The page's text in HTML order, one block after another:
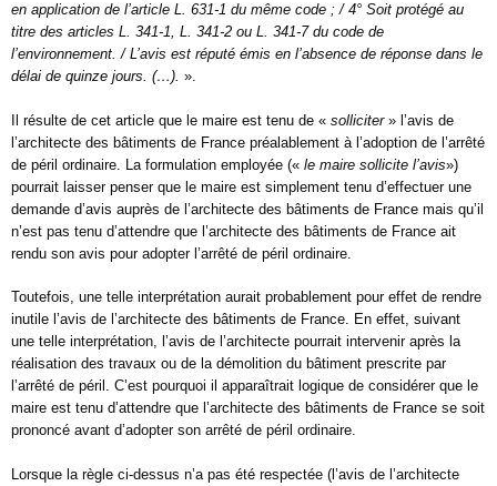
en application de l’article L. 631-1 du même code ; / 4° Soit protégé au
titre des articles L. 341-1, L. 341-2 ou L. 341-7 du code de
l’environnement. / L’avis est réputé émis en l’absence de réponse dans le
délai de quinze jours. (…). ».
Il résulte de cet article que le maire est tenu de « solliciter» l’avis de
l’architecte des bâtiments de France préalablement à l’adoption de l’arrêté
de péril ordinaire. La formulation employée (« le maire sollicite l’avis»)
pourrait laisser penser que le maire est simplement tenu d’effectuer une
demande d’avis auprès de l’architecte des bâtiments de France mais qu’il
n’est pas tenu d’attendre que l’architecte des bâtiments de France ait
rendu son avis pour adopter l’arrêté de péril ordinaire.
Toutefois, une telle interprétation aurait probablement pour effet de rendre
inutile l’avis de l’architecte des bâtiments de France. En effet, suivant
une telle interprétation, l’avis de l’architecte pourrait intervenir après la
réalisation des travaux ou de la démolition du bâtiment prescrite par
l’arrêté de péril. C’est pourquoi il apparaîtrait logique de considérer que le
maire est tenu d’attendre que l’architecte des bâtiments de France se soit
prononcé avant d’adopter son arrêté de péril ordinaire.
Lorsque la règle ci-dessus n’a pas été respectée (l’avis de l’architecte